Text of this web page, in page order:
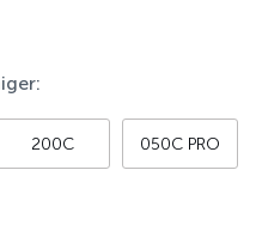
200C 050C PRO